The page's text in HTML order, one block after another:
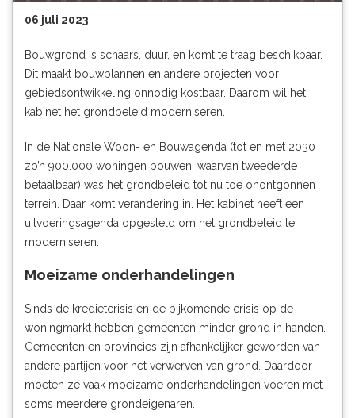
06 juli 2023
Bouwgrond is schaars, duur, en komt te traag beschikbaar.
Dit maakt bouwplannen en andere projecten voor
gebiedsontwikkeling onnodig kostbaar. Daarom wil het
kabinet het grondbeleid moderniseren.
In de Nationale Woon- en Bouwagenda (tot en met 2030
zo’n 900.000 woningen bouwen, waarvan tweederde
betaalbaar) was het grondbeleid tot nu toe onontgonnen
terrein. Daar komt verandering in. Het kabinet heeft een
uitvoeringsagenda opgesteld om het grondbeleid te
moderniseren.
Moeizame onderhandelingen
Sinds de kredietcrisis en de bijkomende crisis op de
woningmarkt hebben gemeenten minder grond in handen
Gemeenten en provincies zijn afhankelijker geworden van
andere partijen voor het verwerven van grond. Daardoor
moeten ze vaak moeizame onderhandelingen voeren met
soms meerdere grondeigenaren.